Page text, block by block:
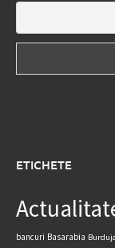
ETICHETE
bancuri Basarabia